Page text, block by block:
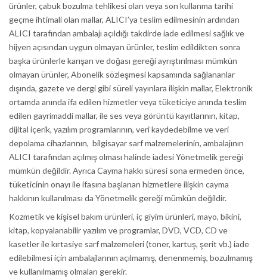
ürünler, çabuk bozulma tehlikesi olan veya son kullanma tarihi
geçme ihtimali olan mallar, ALICI’ya teslim edilmesinin ardından
ALICI tarafından ambalajı açıldığı takdirde iade edilmesi sağlık ve
hijyen açısından uygun olmayan ürünler, teslim edildikten sonra
başka ürünlerle karışan ve doğası gereği ayrıştırılması mümkün
olmayan ürünler, Abonelik sözleşmesi kapsamında sağlananlar
dışında, gazete ve dergi gibi süreli yayınlara ilişkin mallar, Elektronik
ortamda anında ifa edilen hizmetler veya tüketiciye anında teslim
edilen gayrimaddi mallar, ile ses veya görüntü kayıtlarının, kitap,
dijital içerik, yazılım programlarının, veri kaydedebilme ve veri
depolama cihazlarının, bilgisayar sarf malzemelerinin, ambalajının
ALICI tarafından açılmış olması halinde iadesi Yönetmelik gereği
mümkün değildir. Ayrıca Cayma hakkı süresi sona ermeden önce,
tüketicinin onayı ile ifasına başlanan hizmetlere ilişkin cayma
hakkının kullanılması da Yönetmelik gereği mümkün değildir.
Kozmetik ve kişisel bakım ürünleri, iç giyim ürünleri, mayo, bikini,
kitap, kopyalanabilir yazılım ve programlar, DVD, VCD, CD ve
kasetler ile kırtasiye sarf malzemeleri (toner, kartuş, şerit vb.) iade
edilebilmesi için ambalajlarının açılmamış, denenmemiş, bozulmamış
ve kullanılmamış olmaları gerekir.